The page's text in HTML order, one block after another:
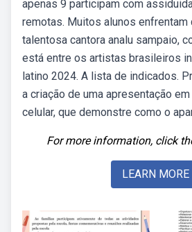
apenas 9 participam com
remotas. Muitos alunos
talentosa cantora analu sampaio,
está entre os artistas brasileiros
latino 2024. A lista de indicados.
a criação de uma apresentação
celular, que demonstre como o
For more information, click
LEARN MORE